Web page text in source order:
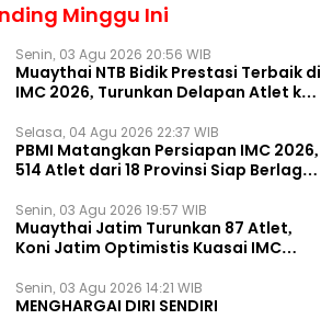
Minggu Ini
Senin, 03 Agu 2026 20:56 WIB
Muaythai NTB Bidik Prestasi Terbaik di
IMC 2026, Turunkan Delapan Atlet ke
Selasa, 04 Agu 2026 22:37 WIB
PBMI Matangkan Persiapan IMC 2026,
514 Atlet dari 18 Provinsi Siap Berlaga
Senin, 03 Agu 2026 19:57 WIB
Muaythai Jatim Turunkan 87 Atlet,
Koni Jatim Optimistis Kuasai IMC
Senin, 03 Agu 2026 14:21 WIB
MENGHARGAI DIRI SENDIRI